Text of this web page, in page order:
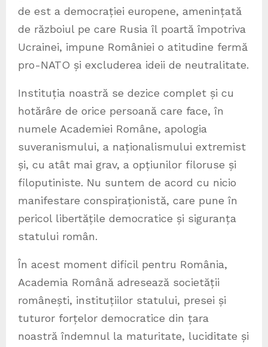
de est a democrației europene, amenințată
de războiul pe care Rusia îl poartă împotriva
Ucrainei, impune României o atitudine fermă
pro-NATO și excluderea ideii de neutralitate.
Instituția noastră se dezice complet și cu
hotărâre de orice persoană care face, în
numele Academiei Române, apologia
suveranismului, a naționalismului extremist
și, cu atât mai grav, a opțiunilor filoruse și
filoputiniste. Nu suntem de acord cu nicio
manifestare conspiraționistă, care pune în
pericol libertățile democratice și siguranța
statului român.
În acest moment dificil pentru România,
Academia Română adresează societății
românești, instituțiilor statului, presei și
tuturor forțelor democratice din țara
noastră îndemnul la maturitate, luciditate și